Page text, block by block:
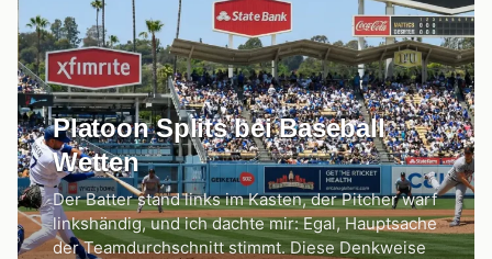
Platoon Splits bei Baseball
Wetten
Der Batter stand links im Kasten, der Pitcher warf
linkshändig, und ich dachte mir: Egal, Hauptsache
der Teamdurchschnitt stimmt. Diese Denkweise